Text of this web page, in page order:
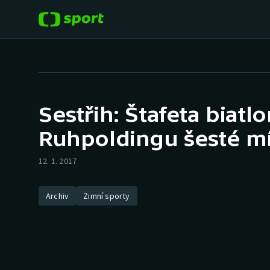
Hokej
Tenis
Cyklistika
Baseball a softbal
Basketbal
Sestřih: Štafeta
Ruhpoldingu šesté
12. 1. 2017
Archiv Zimní sporty